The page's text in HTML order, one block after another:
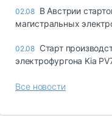
02.08 В Австрии
магистральных
02.08 Старт
электрофургона Kia
Все новости